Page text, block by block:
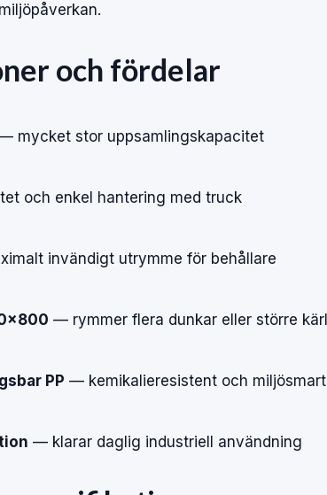
och fördelar
mycket stor uppsamlingskapacitet
och enkel hantering med truck
invändigt utrymme för behållare
— rymmer flera dunkar eller större kärl
PP — kemikalieresistent och miljösmart
— klarar daglig industriell användning